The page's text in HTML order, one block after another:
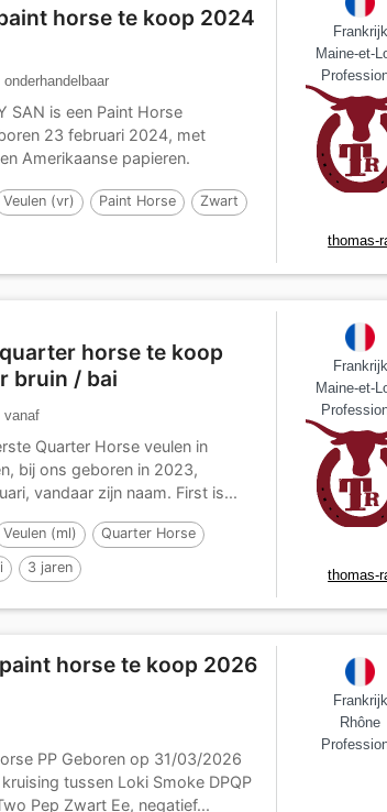
horse te koop 2024
onderhandelbaar
SAN is een Paint Horse
23 februari 2024, met
Amerikaanse papieren.
Veulen (vr) Paint Horse Zwart
Frankrijk
Maine-et-
thomas-
horse te koop
bruin / bai
vanaf
Quarter Horse veulen in
bij ons geboren in 2023,
vandaar zijn naam. First is...
Veulen (ml) Quarter Horse
3 jaren
Frankrijk
Maine-et-
thomas-
horse te koop 2026
PP Geboren op 31/03/2026
tussen Loki Smoke DPQP
Pep Zwart Ee, negatief...
Frankrijk
Rhône